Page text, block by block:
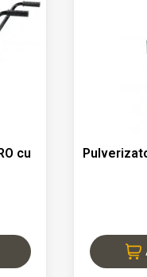
cu
